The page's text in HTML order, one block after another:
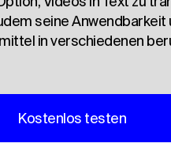
seine Anwendbarkeit
in verschiedenen
Kostenlos testen